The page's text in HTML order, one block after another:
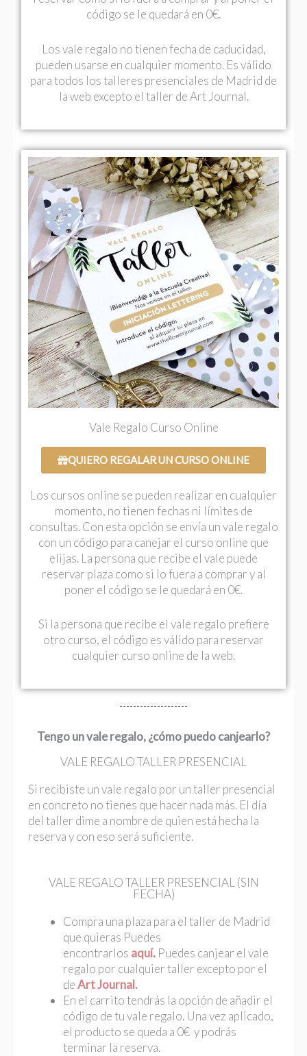
código se le quedará en 0€.
Los vale regalo no tienen fecha de caducidad,
pueden usarse en cualquier momento. Es válido
para todos los talleres presenciales de Madrid de
la web excepto el taller de Art Journal.
Vale Regalo Curso Online
QUIERO REGALAR UN CURSO ONLINE
Los cursos online se pueden realizar en cualquier
momento, no tienen fechas ni límites de
consultas. Con esta opción se envía un vale regalo
con un código para canejar el curso online que
elijas. La persona que recibe el vale puede
reservar plaza como si lo fuera a comprar y al
poner el código se le quedará en 0€.
Si la persona que recibe el vale regalo prefiere
otro curso, el código es válido para reservar
cualquier curso online de la web.
Tengo un vale regalo, ¿cómo puedo canjearlo?
VALE REGALO TALLER PRESENCIAL
Si recibiste un vale regalo por un taller presencial
en concreto no tienes que hacer nada más. El día
del taller dime a nombre de quien está hecha la
reserva y con eso será suficiente.
VALE REGALO TALLER PRESENCIAL (SIN
FECHA)
Compra una plaza para el taller de Madrid
que quieras Puedes
encontrarlos aquí. Puedes canjear el vale
regalo por cualquier taller excepto por el
deArt Journal.
En el carrito tendrás la opción de añadir el
código de tu vale regalo. Una vez aplicado,
el producto se queda a 0€ y podrás
terminar la reserva.